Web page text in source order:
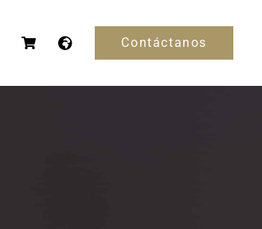
Contáctanos